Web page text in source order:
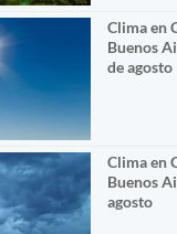
Clima en
Buenos
de agosto
Clima en
Buenos
agosto